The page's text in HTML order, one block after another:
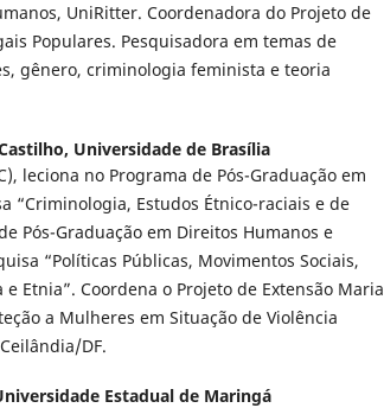
UniRitter. Coordenadora do Projeto de
Populares. Pesquisadora em temas de
gênero, criminologia feminista e teoria
Universidade de Brasília
leciona no Programa de Pós-Graduação em
“Criminologia, Estudos Étnico-raciais e de
Pós-Graduação em Direitos Humanos e
“Políticas Públicas, Movimentos Sociais,
e Etnia”. Coordena o Projeto de Extensão Maria
a Mulheres em Situação de Violência
DF.
Estadual de Maringá